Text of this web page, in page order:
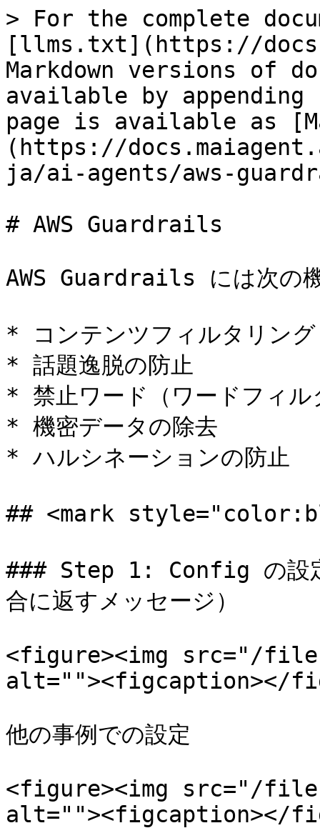
> For the complete
[llms.txt](https://
Markdown versions of
available by
page is available as
(https://
ja/ai-agents/aws-
# AWS Guardrails
AWS Guardrails には次の
* コンテンツフィルタリング
* 話題逸脱の防止
* 禁止ワード（ワードフィル
* 機密データの除去
* ハルシネーションの防止
## <mark
### Step 1: Config の設定
合に返すメッセージ）
<figure><img src="/files/
alt=""><figcaption></
他の事例での設定
<figure><img src="/
alt=""><figcaption></